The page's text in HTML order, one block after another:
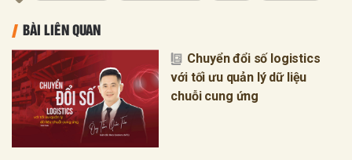
BÀI LIÊN QUAN
Chuyển đổi số logistics
với tối ưu quản lý dữ liệu
chuỗi cung ứng